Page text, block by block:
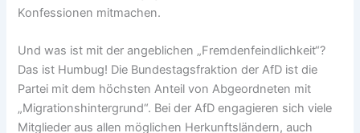
Konfessionen mitmachen.
Und was ist mit der angeblichen „Fremdenfeindlichkeit“?
Das ist Humbug! Die Bundestagsfraktion der AfD ist die
Partei mit dem höchsten Anteil von Abgeordneten mit
„Migrationshintergrund“. Bei der AfD engagieren sich viele
Mitglieder aus allen möglichen Herkunftsländern, auch